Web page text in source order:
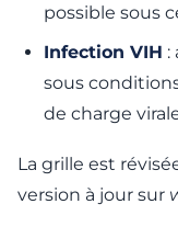
possible sous
Infection VIH :
sous
de charge
La grille est
version à jour sur